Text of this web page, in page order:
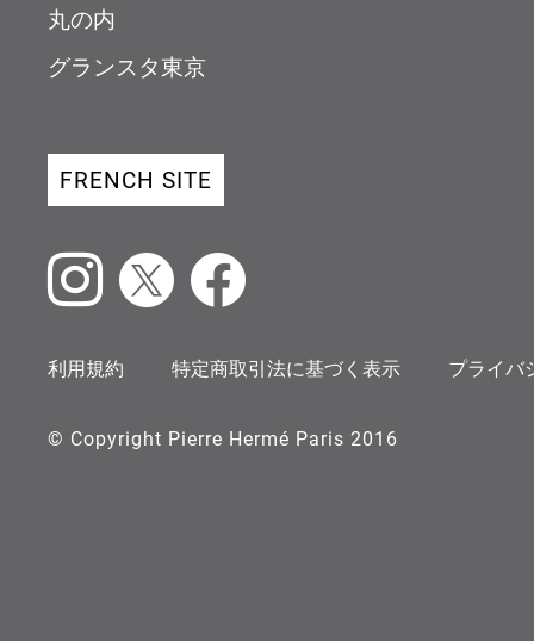
丸の内
グランスタ東京
FRENCH SITE
利用規約 特定商取引法に基づく表示 プライバ
© Copyright Pierre Hermé Paris 2016